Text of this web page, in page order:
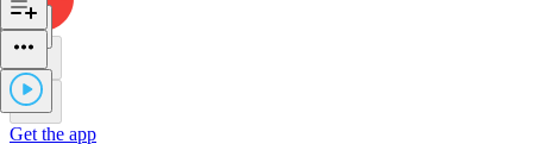
Get the app